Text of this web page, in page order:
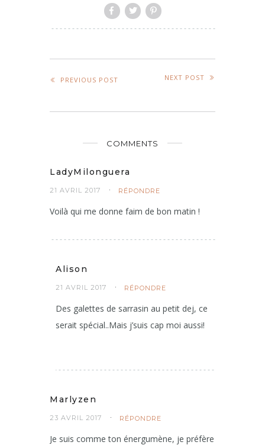
PREVIOUS POST NEXT POST
COMMENTS
LadyMilonguera
21 AVRIL 2017 RÉPONDRE
Voilà qui me donne faim de bon matin !
Alison
21 AVRIL 2017 RÉPONDRE
Des galettes de sarrasin au petit dej, ce
serait spécial..Mais j’suis cap moi aussi!
Marlyzen
23 AVRIL 2017 RÉPONDRE
Je suis comme ton énergumène, je préfère